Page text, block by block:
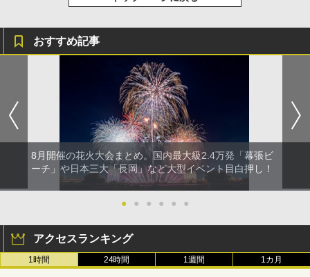
おすすめ記事
8月開催の花火大会まとめ。国内最大級2.4万発「幕張ビ
ーチ」や日本三大「長岡」など大型イベント目白押し！
● ● ● ● ● ●
アクセスランキング
1時間 24時間 1週間 1カ月